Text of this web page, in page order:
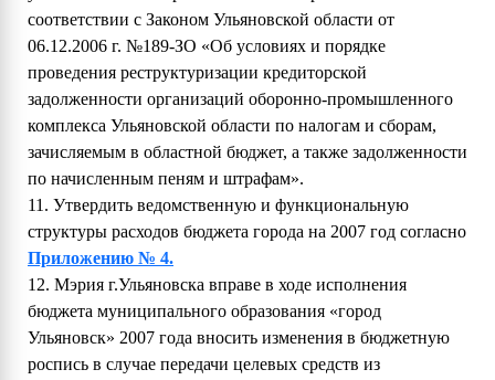
соответствии с Законом Ульяновской области от
06.12.2006 г. №189-ЗО «Об условиях и порядке
проведения реструктуризации кредиторской
задолженности организаций оборонно-промышленного
комплекса Ульяновской области по налогам и сборам,
зачисляемым в областной бюджет, а также задолженности
по начисленным пеням и штрафам».
11. Утвердить ведомственную и функциональную
структуры расходов бюджета города на 2007 год согласно
Приложению № 4.
12. Мэрия г.Ульяновска вправе в ходе исполнения
бюджета муниципального образования «город
Ульяновск» 2007 года вносить изменения в бюджетную
роспись в случае передачи целевых средств из